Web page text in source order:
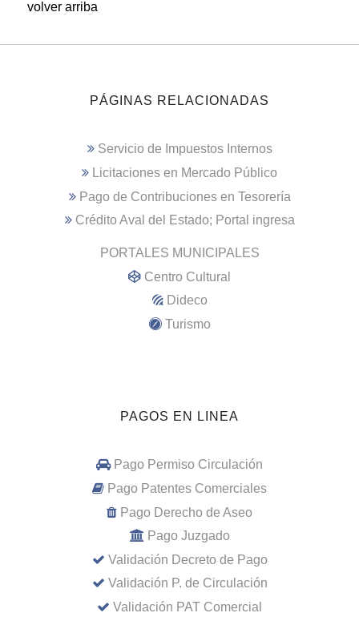
volver arriba
PÁGINAS RELACIONADAS
Servicio de Impuestos Internos
Licitaciones en Mercado Público
Pago de Contribuciones en Tesorería
Crédito Aval del Estado; Portal ingresa
PORTALES MUNICIPALES
Centro Cultural
Dideco
Turismo
PAGOS EN LINEA
Pago Permiso Circulación
Pago Patentes Comerciales
Pago Derecho de Aseo
Pago Juzgado
Validación Decreto de Pago
Validación P. de Circulación
Validación PAT Comercial